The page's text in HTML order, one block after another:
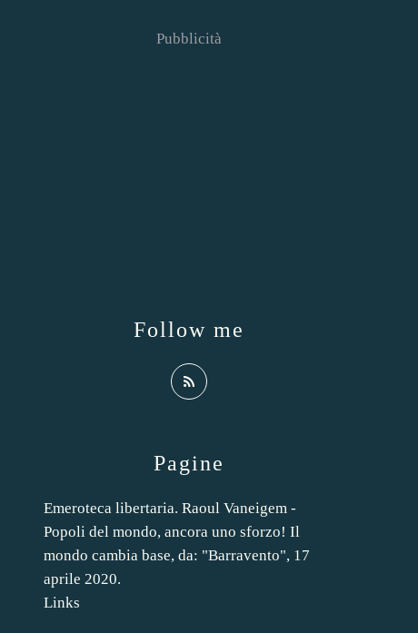
Pagine
Emeroteca libertaria. Raoul Vaneigem -
Popoli del mondo, ancora uno sforzo! Il
mondo cambia base, da: "Barravento", 17
aprile 2020.
Links
Follow me
Pubblicità